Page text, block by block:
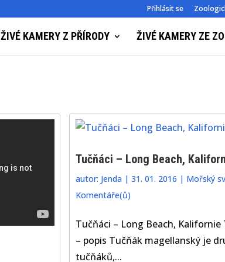
Přihlásit se
ŽIVÉ KAMERY Z PŘÍRODY ŽIVÉ KAMERY ZE
Tučňáci – Long Beach,
autor: Jenda| 31. 01. 2016 | Mořský
Komentáře(ů)
Tučňáci – Long Beach, Kalifornie
– popis Tučňák magellanský je
tučňáků,...